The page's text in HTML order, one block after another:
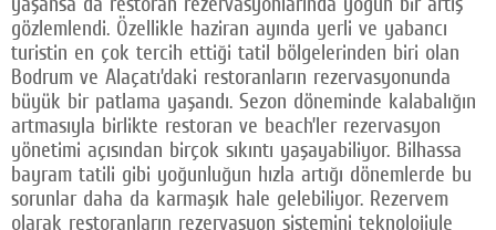
gözlemlendi. Özellikle haziran ayında yerli ve yabancı
turistin en çok tercih ettiği tatil bölgelerinden biri olan
Bodrum ve Alaçatı’daki restoranların rezervasyonunda
büyük bir patlama yaşandı. Sezon döneminde kalabalığın
artmasıyla birlikte restoran ve beach’ler rezervasyon
yönetimi açısından birçok sıkıntı yaşayabiliyor. Bilhassa
bayram tatili gibi yoğunluğun hızla artığı dönemlerde bu
sorunlar daha da karmaşık hale gelebiliyor. Rezervem
olarak restoranların rezervasyon sistemini teknolojiyle